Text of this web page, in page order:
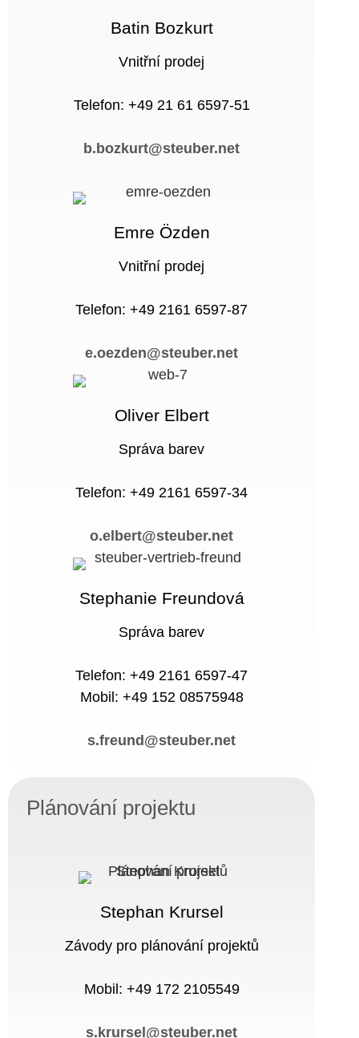
Batin Bozkurt
Vnitřní prodej
Telefon: +49 21 61 6597-51
b.bozkurt@steuber.net
Emre Özden
Vnitřní prodej
Telefon: +49 2161 6597-87
e.oezden@steuber.net
Oliver Elbert
Správa barev
Telefon: +49 2161 6597-34
o.elbert@steuber.net
Stephanie Freundová
Správa barev
Telefon: +49 2161 6597-47
Mobil: +49 152 08575948
s.freund@steuber.net
Plánování projektu
Stephan Krursel
Závody pro plánování projektů
Mobil: +49 172 2105549
s.krursel@steuber.net